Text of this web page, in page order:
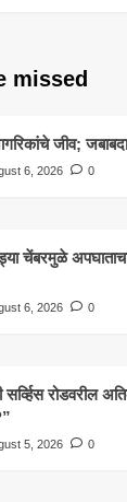
missed
जीव;
6, 2026 0
चेंबरमुळे
6, 2026 0
रोडवरील
5, 2026 0